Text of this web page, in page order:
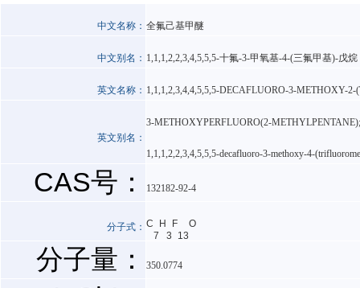
中文名称： 全氟己基甲醚
中文别名： 1,1,1,2,2,3,4,5,5,5-十氟-3-甲氧基-4-(三氟甲基)-戊烷
英文名称： 1,1,1,2,3,4,4,5,5,5-DECAFLUORO-3-METHOXY-
英文别名：
3-METHOXYPERFLUORO(2-METHYLPENTANE);
1,1,1,2,2,3,4,5,5,5-decafluoro-3-methoxy-4-
CAS号： 132182-92-4
分子式： C
7
H
3
F
13
O
分子量： 350.0774